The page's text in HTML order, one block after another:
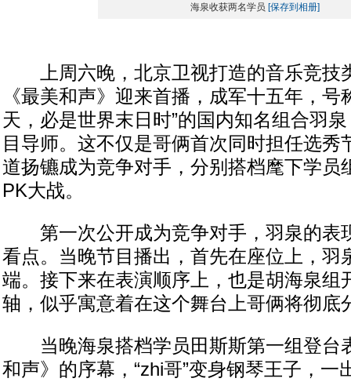
海泉收获两名学员 [保存到相册]
上周六晚，北京卫视打造的音乐竞技
《最美和声》迎来首播，成军十五年，号
天，必是世界末日时”的国内知名组合羽
目导师。这不仅是哥俩首次同时担任选秀
道扬镳成为竞争对手，分别搭档麾下学员
PK大战。
第一次公开成为竞争对手，羽泉的表
看点。当晚节目播出，首先在座位上，羽
端。接下来在表演顺序上，也是胡海泉组
轴，似乎寓意着在这个舞台上哥俩将彻底
当晚海泉搭档学员田斯斯第一组登台
和声》的序幕，“zhi哥”变身钢琴王子，一